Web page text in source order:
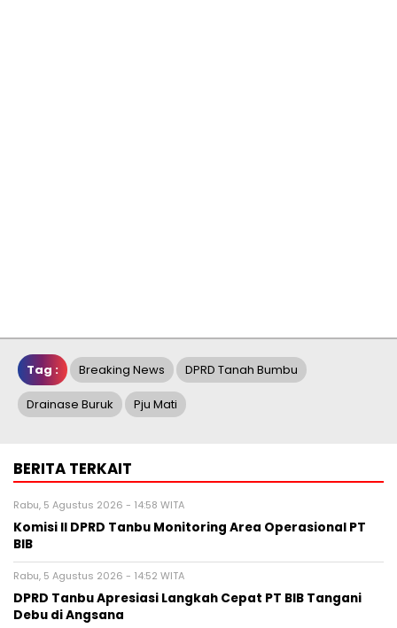
Tag : Breaking News DPRD Tanah Bumbu
Drainase Buruk Pju Mati
BERITA TERKAIT
Rabu, 5 Agustus 2026 - 14:58 WITA
Komisi II DPRD Tanbu Monitoring Area Operasional PT
BIB
Rabu, 5 Agustus 2026 - 14:52 WITA
DPRD Tanbu Apresiasi Langkah Cepat PT BIB Tangani
Debu di Angsana